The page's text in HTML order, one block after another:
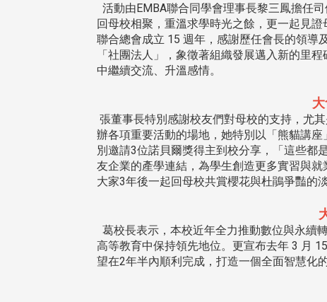
活動由EMBA聯合同學會理事長黎三鳳擔任
回母校相聚，重溫求學時光之餘，更一起見
聯合總會成立 15 週年，感謝歷任會長的領導
「社團法人」，象徵著組織發展邁入新的里
中繼續交流、升溫感情。
張董事長特別感謝校友們對母校的支持，尤
辦各項重要活動的場地，她特別以「熊貓講
別邀請3位諾貝爾獎得主到校分享，「這些都
友企業的產學連結，為學生創造更多實習與
大家3年後一起回母校共賞櫻花與杜鵑爭豔的淡
葛校長表示，本校近年全力推動數位與永續
高等教育中保持領先地位。更宣布去年 3 月
望在2年半內順利完成，打造一個全面智慧化